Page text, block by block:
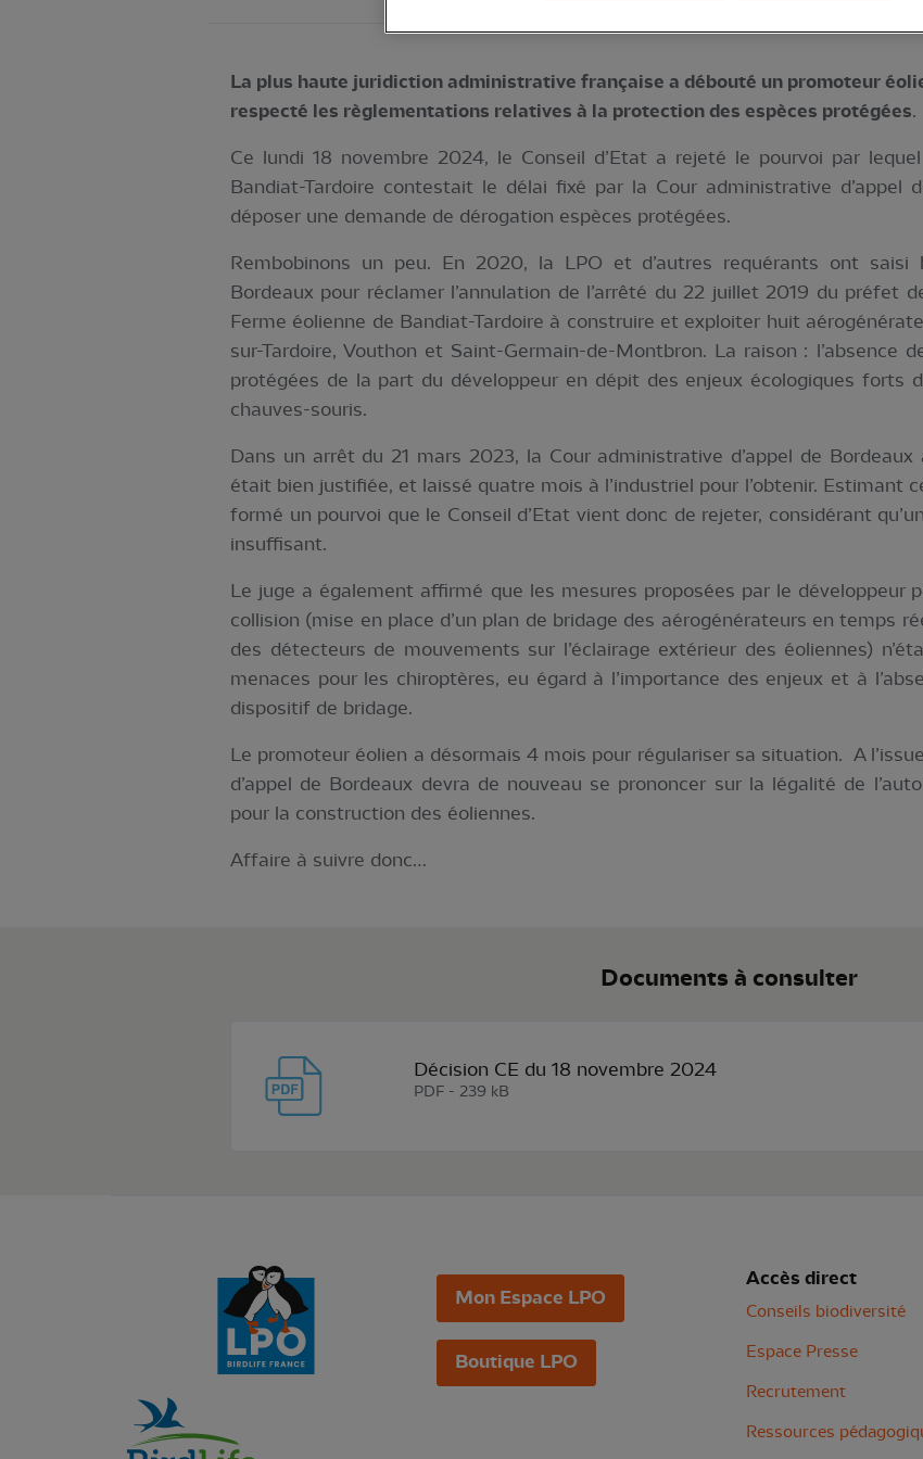
La plus haute juridiction administrative française a débouté un promoteur
respecté les règlementations relatives à la protection des espèces protégées.
Ce lundi 18 novembre 2024, le Conseil d’Etat a rejeté le pourvoi par
Bandiat-Tardoire contestait le délai fixé par la Cour administrative d’appel
déposer une demande de dérogation espèces protégées.
Rembobinons un peu. En 2020, la LPO et d’autres requérants ont saisi
Bordeaux pour réclamer l’annulation de l’arrêté du 22 juillet 2019 du préfet
Ferme éolienne de Bandiat-Tardoire à construire et exploiter huit
sur-Tardoire, Vouthon et Saint-Germain-de-Montbron. La raison : l’absence
protégées de la part du développeur en dépit des enjeux écologiques forts
chauves-souris.
Dans un arrêt du 21 mars 2023, la Cour administrative d’appel de
était bien justifiée, et laissé quatre mois à l’industriel pour l’obtenir. Estimant
formé un pourvoi que le Conseil d’Etat vient donc de rejeter, considérant
insuffisant.
Le juge a également affirmé que les mesures proposées par le développeur
collision (mise en place d’un plan de bridage des aérogénérateurs en temps
des détecteurs de mouvements sur l’éclairage extérieur des éoliennes)
menaces pour les chiroptères, eu égard à l’importance des enjeux et à
dispositif de bridage.
Le promoteur éolien a désormais 4 mois pour régulariser sa situation. A
d’appel de Bordeaux devra de nouveau se prononcer sur la légalité de
pour la construction des éoliennes.
Affaire à suivre donc…
Documents à consulter
Décision CE du 18 novembre 2024
PDF - 239 kB
Mon Espace LPO
Boutique LPO
Accès direct
Conseils biodiversité
Espace Presse
Recrutement
Ressources